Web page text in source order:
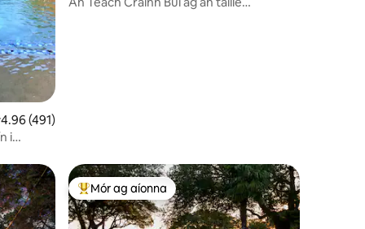
4.96 as 5, 491 léirmheas
4.96 (491)
i
An-mhór ag aíonna
Mór ag aíonna